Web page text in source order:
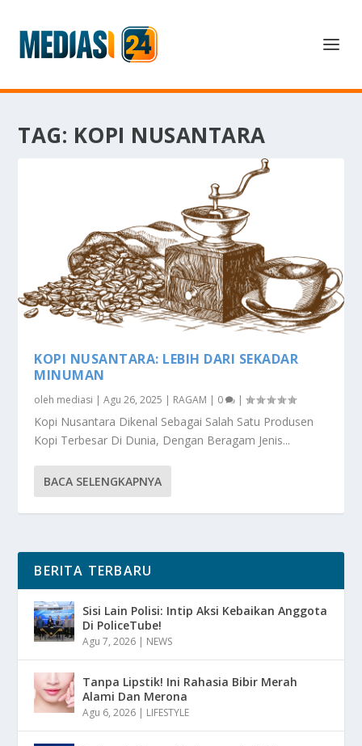
TAG: KOPI NUSANTARA
KOPI NUSANTARA: LEBIH DARI SEKADAR
MINUMAN
oleh mediasi |Agu 26, 2025 | RAGAM | 0 |
Kopi Nusantara Dikenal Sebagai Salah Satu Produsen
Kopi Terbesar Di Dunia, Dengan Beragam Jenis...
BACA SELENGKAPNYA
BERITA TERBARU
Sisi Lain Polisi: Intip Aksi Kebaikan Anggota
Di PoliceTube!
Agu 7, 2026 | NEWS
Tanpa Lipstik! Ini Rahasia Bibir Merah
Alami Dan Merona
Agu 6, 2026 | LIFESTYLE